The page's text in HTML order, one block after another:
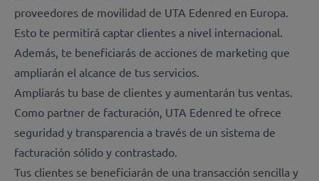
proveedores de movilidad de UTA Edenred en Europa.
Esto te permitirá captar clientes a nivel internacional.
Además, te beneficiarás de acciones de marketing que
ampliarán el alcance de tus servicios.
Ampliarás tu base de clientes y aumentarán tus ventas.
Como partner de facturación, UTA Edenred te ofrece
seguridad y transparencia a través de un sistema de
facturación sólido y contrastado.
Tus clientes se beneficiarán de una transacción sencilla y